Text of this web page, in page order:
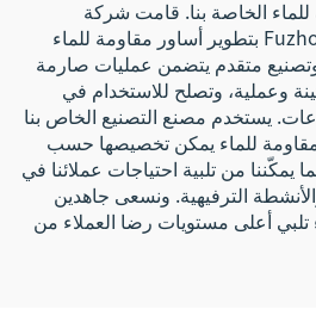
الخاصة بنا. قامت شركة
Fuzhou Vibbon Gifts Co., Ltd بتطوير أساور مقاومة للماء
متقدم يتضمن عمليات صارمة
وعملية، وتصلح للاستخدام في
يستخدم مصنع التصنيع الخاص بنا
مقاومة للماء يمكن تخصيصها حسب
يمكّننا من تلبية احتياجات عملائنا في
الترفيهية. ونسعى جاهدين
تلبي أعلى مستويات رضا العملاء من